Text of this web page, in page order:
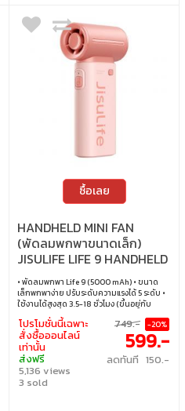
ซื้อเลย
HANDHELD MINI FAN
(พัดลมพกพาขนาดเล็ก)
JISULIFE LIFE 9 HANDHELD
FAN 5000 MAH (PINK)
• พัดลมพกพา Life 9 (5000 mAh) • ขนาด
เล็กพกพาง่าย ปรับระดับความแรงได้ 5 ระดับ •
ใช้งานได้สูงสุด 3.5-18 ชั่วโมง (ขึ้นอยู่กับ
ความเร็วลม) • ใช้เวลาชาร์จ 3-4 ชั่วโมง ใช้
พอร์ต USB-Type C ในการชาร์จ • ความจุ
แบตเตอรี่ 5000mAh • ขนาดแพคเกจ 3.6 x
6.35 x 14.3 cm น้ำหนัก 217 กรัม
โปรโมชั่นนี้เฉพาะ
สั่งซื้อออนไลน์
เท่านั้น
ส่งฟรี
5,136 views
3 sold
749.- -20%
599.-
ลดทันที 150.-